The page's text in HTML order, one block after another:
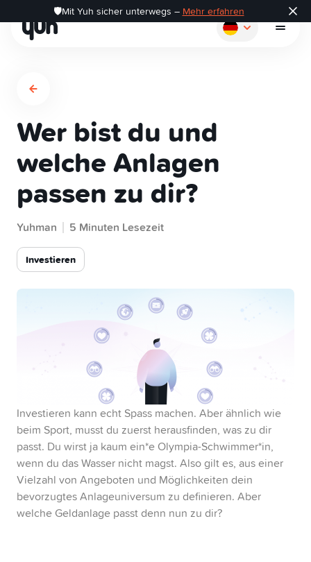
🛡️Mit Yuh sicher unterwegs – Mehr erfahren
So funktioniert's
Sparen
Investieren
Swissqoin
Gemeinschaftskonto
Yuh 14+
Wer bist du und
welche Anlagen
passen zu dir?
Yuhman 5 Minuten Lesezeit
Investieren
Investieren kann echt Spass machen. Aber ähnlich wie
beim Sport, musst du zuerst herausfinden, was zu dir
passt. Du wirst ja kaum ein*e Olympia-Schwimmer*in,
wenn du das Wasser nicht magst. Also gilt es, aus einer
Vielzahl von Angeboten und Möglichkeiten dein
bevorzugtes Anlageuniversum zu definieren. Aber
welche Geldanlage passt denn nun zu dir?